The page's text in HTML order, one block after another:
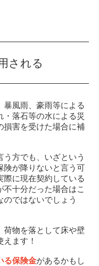
される
暴風雨、豪雨等による
落石等の水による災
損害を受けた場合に補
方でも、いざという
険が降りないと言う可
際に現在契約している
十分だった場合はこ
ではないでしょう
荷物を落として床や壁
ます！
る保険金があるかもし